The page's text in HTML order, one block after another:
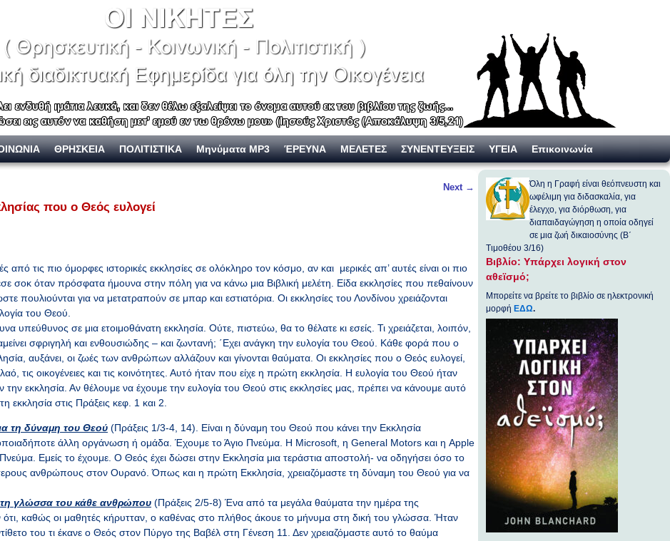
ΘΡΗΣΚΕΙΑ ΠΟΛΙΤΙΣΤΙΚΑ Μηνύματα MP3 ΈΡΕΥΝΑ ΜΕΛΕΤΕΣ ΣΥΝΕΝΤΕΥΞΕΙΣ ΥΓΕΙΑ Επικοινωνία
Next →
που ο Θεός ευλογεί
από τις πιο όμορφες ιστορικές εκκλησίες σε ολόκληρο τον κόσμο, αν και μερικές απ’ αυτές είναι οι πιο
σοκ όταν πρόσφατα ήμουνα στην πόλη για να κάνω μια Βιβλική μελέτη. Είδα εκκλησίες που πεθαίνουν
πουλιούνται για να μετατραπούν σε μπαρ και εστιατόρια. Οι εκκλησίες του Λονδίνου χρειάζονται
του Θεού.
υπεύθυνος σε μια ετοιμοθάνατη εκκλησία. Ούτε, πιστεύω, θα το θέλατε κι εσείς. Τι χρειάζεται, λοιπόν,
σφριγηλή και ενθουσιώδης – και ζωντανή; ΄Εχει ανάγκη την ευλογία του Θεού. Κάθε φορά που ο
αυξάνει, οι ζωές των ανθρώπων αλλάζουν και γίνονται θαύματα. Οι εκκλησίες που ο Θεός ευλογεί,
τις οικογένειες και τις κοινότητες. Αυτό ήταν που είχε η πρώτη εκκλησία. Η ευλογία του Θεού ήταν
την εκκλησία. Αν θέλουμε να έχουμε την ευλογία του Θεού στις εκκλησίες μας, πρέπει να κάνουμε αυτό
εκκλησία στις Πράξεις κεφ. 1 και 2.
τη δύναμη του Θεού (Πράξεις 1/3-4, 14). Είναι η δύναμη του Θεού που κάνει την Εκκλησία
άλλη οργάνωση ή ομάδα. Έχουμε το Άγιο Πνεύμα. Η Microsoft, η General Motors και η Apple
Εμείς το έχουμε. Ο Θεός έχει δώσει στην Εκκλησία μια τεράστια αποστολή- να οδηγήσει όσο το
ανθρώπους στον Ουρανό. Όπως και η πρώτη Εκκλησία, χρειαζόμαστε τη δύναμη του Θεού για να
τη γλώσσα του κάθε ανθρώπου (Πράξεις 2/5-8) Ένα από τα μεγάλα θαύματα την ημέρα της
ότι, καθώς οι μαθητές κήρυτταν, ο καθένας στο πλήθος άκουε το μήνυμα στη δική του γλώσσα. Ήταν
του τι έκανε ο Θεός στον Πύργο της Βαβέλ στη Γένεση 11. Δεν χρειαζόμαστε αυτό το θαύμα
Όλη η Γραφή είναι θεόπνευστη και
ωφέλιμη για διδασκαλία, για
έλεγχο, για διόρθωση, για
διαπαιδαγώγηση η οποία οδηγεί
σε μια ζωή δικαιοσύνης (Β΄
Τιμοθέου 3/16)
Βιβλίο: Υπάρχει λογική στον
αθεϊσμό;
Μπορείτε να βρείτε το βιβλίο σε ηλεκτρονική
μορφή ΕΔΩ.